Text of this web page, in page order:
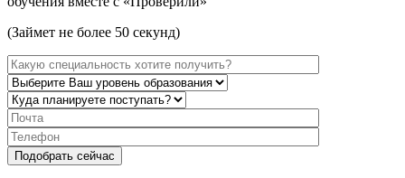
(Займет не более 50 секунд)